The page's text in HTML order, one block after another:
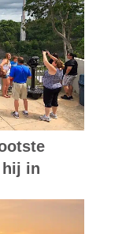
hij in